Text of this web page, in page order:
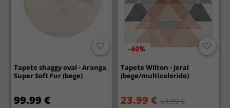
Tapete shaggy oval - Aranga
Super Soft Fur (bege)
99.99 €
-60%
Tapete Wilton - Jeral
(bege/multicolorido)
23.99 € 59.99 €